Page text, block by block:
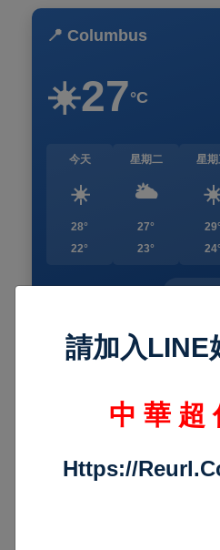
📍 Columbus
☀️27°C
今天
☀️
28°
22°
星期二
🌥️
27°
23°
星
29°
24°
💱 外幣兌換 (USD)
🇬🇧 GBP
請加入LINE
中 華 超
Https://